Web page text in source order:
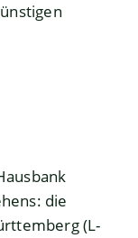
die
(L-